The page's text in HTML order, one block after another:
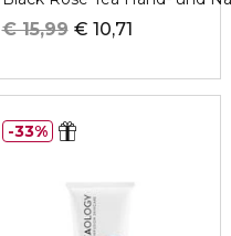
€ 10,71
€ 15,99
33%